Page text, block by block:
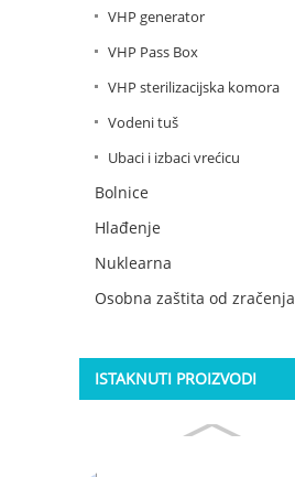
VHP generator
VHP Pass Box
VHP sterilizacijska komora
Vodeni tuš
Ubaci i izbaci vrećicu
Bolnice
Hlađenje
Nuklearna
Osobna zaštita od zračenja
ISTAKNUTI PROIZVODI